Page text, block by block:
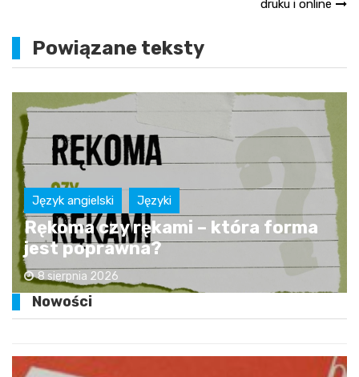
druku i online
Powiązane teksty
Język angielski Języki
Rękoma czy rękami – która forma
jest poprawna?
8 sierpnia 2026
Nowości